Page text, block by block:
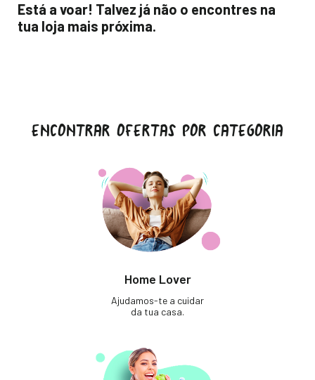
Está a voar! Talvez já não o encontres na
tua loja mais próxima.
ENCONTRAR OFERTAS POR CATEGORIA
Home Lover
Ajudamos-te a cuidar
da tua casa.